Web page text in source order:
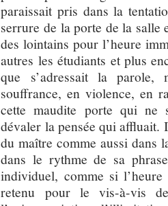
paraissait pris dans la
serrure de la porte de la
des lointains pour l’heure
autres les étudiants et plus
que s’adressait la
souffrance, en violence, en
cette maudite porte qui ne
dévaler la pensée qui affluait.
du maître comme aussi dans
dans le rythme de sa
individuel, comme si
retenu pour le vis-à-vis